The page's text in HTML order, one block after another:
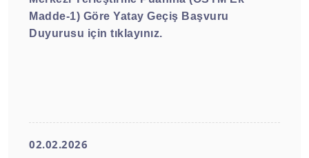
Madde-1) Göre Yatay Geçiş Başvuru
Duyurusu için tıklayınız.
02.02.2026